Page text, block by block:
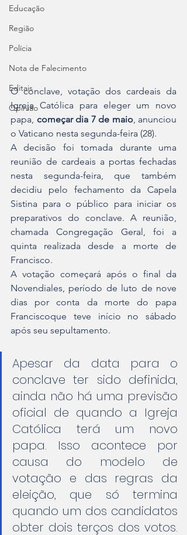
Educação
Região
Polícia
Nota de Falecimento
Editais
Opinião
O conclave, votação dos cardeais da
Igreja Católica para eleger um novo
papa, começar dia 7 de maio, anunciou
o Vaticano nesta segunda-feira (28).
A decisão foi tomada durante uma
reunião de cardeais a portas fechadas
nesta segunda-feira, que também
decidiu pelo fechamento da Capela
Sistina para o público para iniciar os
preparativos do conclave. A reunião,
chamada Congregação Geral, foi a
quinta realizada desde a morte de
Francisco.
A votação começará após o final da
Novendiales, período de luto de nove
dias por conta da morte do papa
Franciscoque teve início no sábado
após seu sepultamento.
Apesar da data para o
conclave ter sido definida,
ainda não há uma previsão
oficial de quando a Igreja
Católica terá um novo
papa. Isso acontece por
causa do modelo de
votação e das regras da
eleição, que só termina
quando um dos candidatos